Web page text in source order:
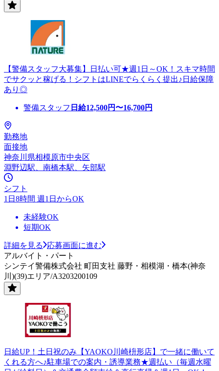
【警備スタッフ大募集】日払い可★週1日～OK！スキマ時間
でサクッと稼げる！シフトはLINEでらくらく提出♪日給保障
あり◎
警備スタッフ 日給12,500円〜16,700円
勤務地
面接地
神奈川県相模原市中央区
淵野辺駅、南橋本駅、矢部駅
シフト
1日8時間 週1日からOK
未経験OK
短期OK
詳細を見る
応募画面に進む
アルバイト・パート
シンテイ警備株式会社 町田支社 藤野・相模湖・橋本(神奈
川)(39)エリア/A3203200109
日給UP！土日祝のみ【YAOKO川崎枡形店】で一緒に働いて
くれる方へ♪駐車場での案内・誘導業務★週払い（毎週水曜